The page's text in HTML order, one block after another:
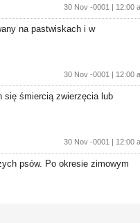
30 Nov -0001 | 12:00
na pastwiskach i w
30 Nov -0001 | 12:00
się śmiercią zwierzęcia lub
30 Nov -0001 | 12:00
psów. Po okresie zimowym